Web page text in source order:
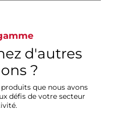
d'autres
?
que nous avons
défis de votre secteur